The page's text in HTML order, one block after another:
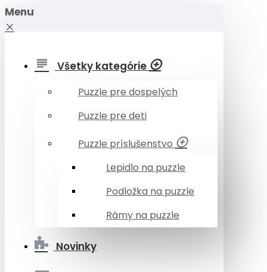
Menu
Všetky kategórie
Puzzle pre dospelých
Puzzle pre deti
Puzzle príslušenstvo
Lepidlo na puzzle
Podložka na puzzle
Rámy na puzzle
Novinky